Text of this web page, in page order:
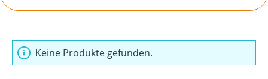
Keine Produkte gefunden.